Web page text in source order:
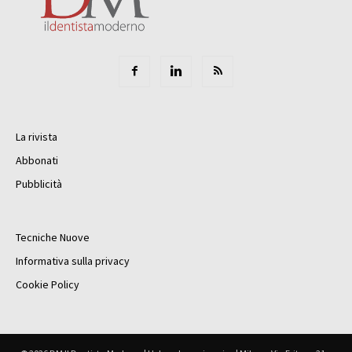
La rivista
Abbonati
Pubblicità
Tecniche Nuove
Informativa sulla privacy
Cookie Policy